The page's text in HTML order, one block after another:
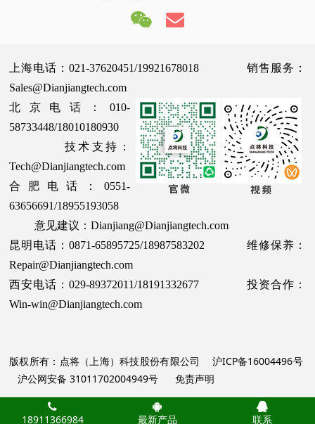
上海电话：021-37620451/19921678018 销售服务：
Sales@Dianjiangtech.com
北京电话：010-
58733448/18010180930
技术支持：
Tech@Dianjiangtech.com
合肥电话：0551-
63656691/18955193058
意见建议：Dianjiang@Dianjiangtech.com
昆明电话：0871-65895725/18987583202 维修保养：
Repair@Dianjiangtech.com
西安电话：029-89372011/18191332677 投资合作：
Win-win@Dianjiangtech.com
版权所有：点将（上海）科技股份有限公司 沪ICP备16004496号
沪公网安备 31011702004949号
免责声明
18911366984 最新产品 联系